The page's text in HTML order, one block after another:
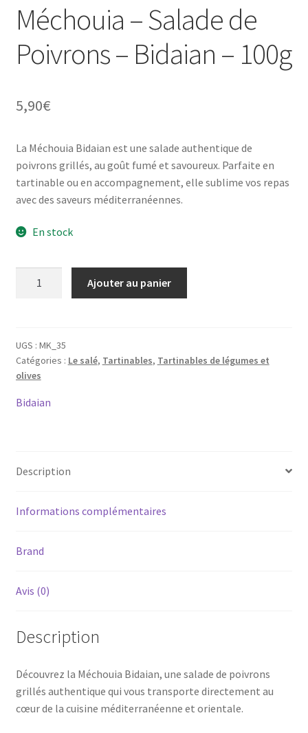
Méchouia – Salade de
Poivrons – Bidaian – 100g
5,90€
La Méchouia Bidaian est une salade authentique de
poivrons grillés, au goût fumé et savoureux. Parfaite en
tartinable ou en accompagnement, elle sublime vos repas
avec des saveurs méditerranéennes.
En stock
Salade
de
Poivrons
-
Ajouter au panier
UGS : MK_35
Catégories : Le salé, Tartinables, Tartinables de légumes et
olives
Bidaian
Description
Informations complémentaires
Brand
Avis (0)
Description
Découvrez la Méchouia Bidaian, une salade de poivrons
grillés authentique qui vous transporte directement au
cœur de la cuisine méditerranéenne et orientale.